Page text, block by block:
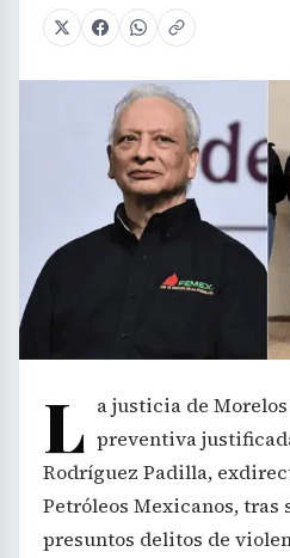
L a justicia de
preventiva
Rodríguez Padilla,
Petróleos Mexicanos, tras
presuntos delitos de